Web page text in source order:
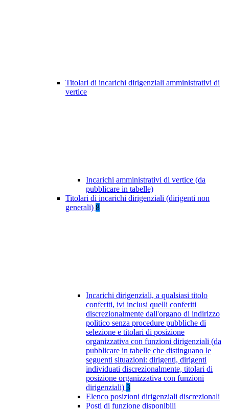
Titolari di incarichi dirigenziali amministrativi di
vertice
Incarichi amministrativi di vertice (da
pubblicare in tabelle)
Titolari di incarichi dirigenziali (dirigenti non
generali) 8
Incarichi dirigenziali, a qualsiasi titolo
conferiti, ivi inclusi quelli conferiti
discrezionalmente dall'organo di indirizzo
politico senza procedure pubbliche di
selezione e titolari di posizione
organizzativa con funzioni dirigenziali (da
pubblicare in tabelle che distinguano le
seguenti situazioni: dirigenti, dirigenti
individuati discrezionalmente, titolari di
posizione organizzativa con funzioni
dirigenziali) 3
Elenco posizioni dirigenziali discrezionali
Posti di funzione disponibili